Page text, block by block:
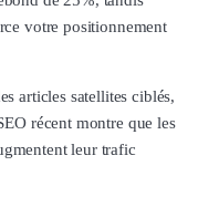
votre positionnement
articles satellites ciblés,
récent montre que les
leur trafic